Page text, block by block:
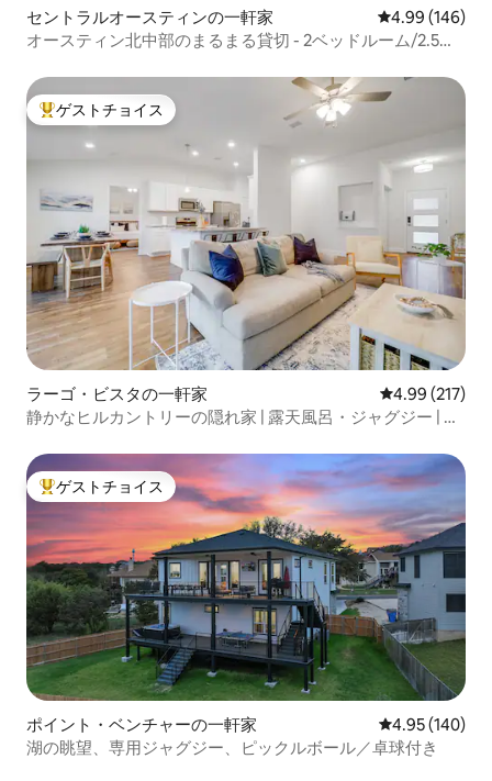
セントラルオースティンの一軒家 レビュー146
4.99 (146)
オースティン北中部のまるまる貸切 - 2ベッドルーム/2.5バ
大好評のゲストチョイスです。
ゲストチョイス
ラーゴ・ビスタの一軒家 レビュー217
4.99 (217)
静かなヒルカントリーの隠れ家 | 露天風呂・ジャグジー | 焚
大好評のゲストチョイスです。
ゲストチョイス
ポイント・ベンチャーの一軒家 レビュー140
4.95 (140)
湖の眺望、専用ジャグジー、ピックルボール／卓球付き